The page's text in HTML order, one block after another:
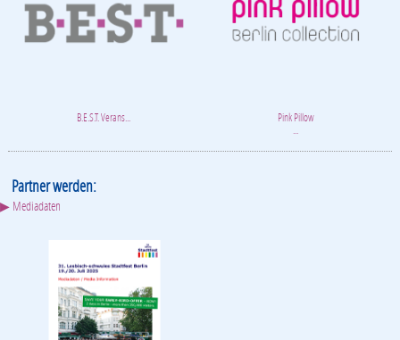
B.E.S.T. Verans...
Pink Pillow
Partner werden:
▶ Mediadaten